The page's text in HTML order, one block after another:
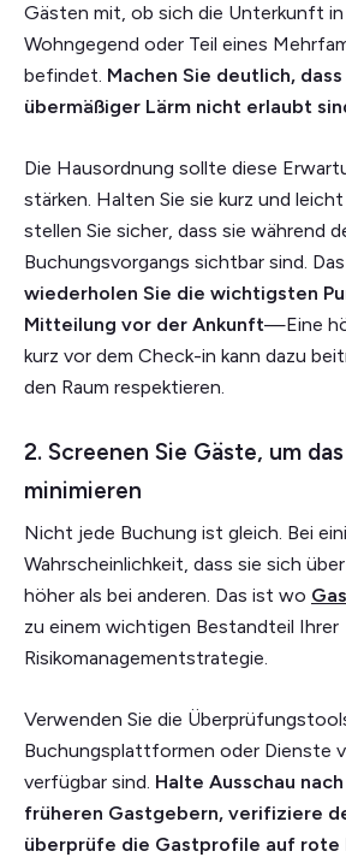
Gästen mit, ob sich die Unterkunft in
Wohngegend oder Teil eines
befindet. Machen Sie deutlich,
übermäßiger Lärm nicht erlaubt
Die Hausordnung sollte diese
stärken. Halten Sie sie kurz und
stellen Sie sicher, dass sie während
Buchungsvorgangs sichtbar sind.
wiederholen Sie die wichtigsten
Mitteilung vor der Ankunft—Eine
kurz vor dem Check-in kann dazu
den Raum respektieren.
2. Screenen Sie Gäste, um
minimieren
Nicht jede Buchung ist gleich. Bei
Wahrscheinlichkeit, dass sie sich
höher als bei anderen. Das ist wo
zu einem wichtigen Bestandteil Ihrer
Risikomanagementstrategie.
Verwenden Sie die
Buchungsplattformen oder Dienste
verfügbar sind. Halte Ausschau
früheren Gastgebern, verifiziere
überprüfe die Gastprofile auf rote